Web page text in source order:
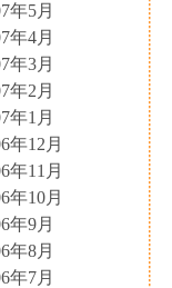
年5月
年4月
年3月
年2月
年1月
年12月
年11月
年10月
年9月
年8月
年7月